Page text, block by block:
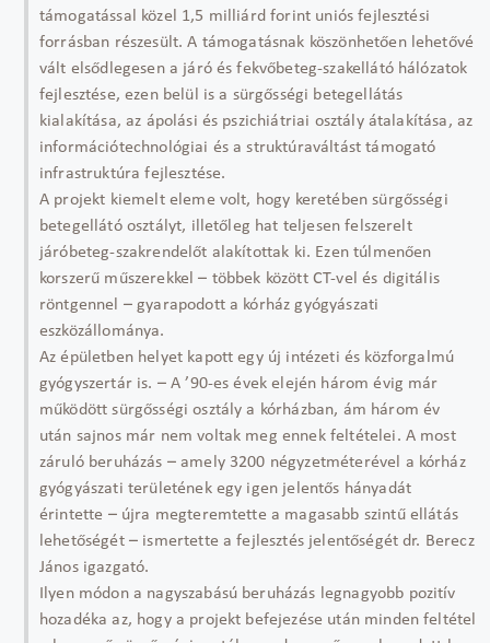
támogatással közel 1,5 milliárd forint uniós fejlesztési
forrásban részesült. A támogatásnak köszönhetően lehetővé
vált elsődlegesen a járó és fekvőbeteg-szakellátó hálózatok
fejlesztése, ezen belül is a sürgősségi betegellátás
kialakítása, az ápolási és pszichiátriai osztály átalakítása, az
információtechnológiai és a struktúraváltást támogató
infrastruktúra fejlesztése.
A projekt kiemelt eleme volt, hogy keretében sürgősségi
betegellátó osztályt, illetőleg hat teljesen felszerelt
járóbeteg-szakrendelőt alakítottak ki. Ezen túlmenően
korszerű műszerekkel – többek között CT-vel és digitális
röntgennel – gyarapodott a kórház gyógyászati
eszközállománya.
Az épületben helyet kapott egy új intézeti és közforgalmú
gyógyszertár is. – A ’90-es évek elején három évig már
működött sürgősségi osztály a kórházban, ám három év
után sajnos már nem voltak meg ennek feltételei. A most
záruló beruházás – amely 3200 négyzetméterével a kórház
gyógyászati területének egy igen jelentős hányadát
érintette – újra megteremtette a magasabb szintű ellátás
lehetőségét – ismertette a fejlesztés jelentőségét dr. Berecz
János igazgató.
Ilyen módon a nagyszabású beruházás legnagyobb pozitív
hozadéka az, hogy a projekt befejezése után minden feltétel